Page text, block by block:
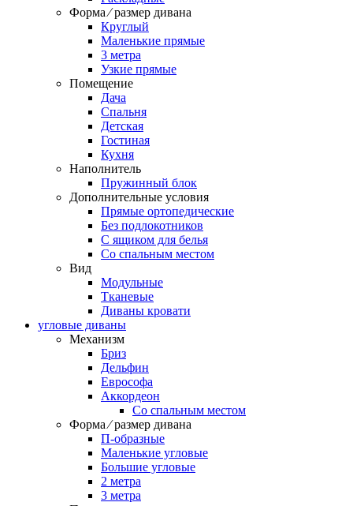
Форма ⁄ размер дивана
Круглый
Маленькие прямые
3 метра
Узкие прямые
Помещение
Дача
Спальня
Детская
Гостиная
Кухня
Наполнитель
Пружинный блок
Дополнительные условия
Прямые ортопедические
Без подлокотников
С ящиком для белья
Со спальным местом
Вид
Модульные
Тканевые
Диваны кровати
угловые диваны
Механизм
Бриз
Дельфин
Еврософа
Аккордеон
Со спальным местом
Форма ⁄ размер дивана
П-образные
Маленькие угловые
Большие угловые
2 метра
3 метра